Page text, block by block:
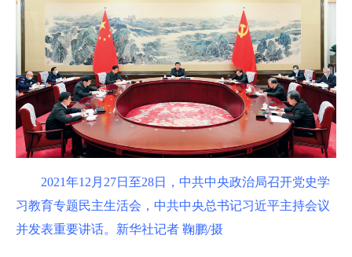
2021年12月27日至28日，中共中央政治局召开党史学
习教育专题民主生活会，中共中央总书记习近平主持会议
并发表重要讲话。新华社记者 鞠鹏/摄